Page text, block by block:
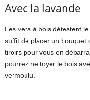
Avec la lavande
Les vers à bois détestent
suffit de placer un bouquet
tiroirs pour vous en
pourrez nettoyer le bois
vermoulu.